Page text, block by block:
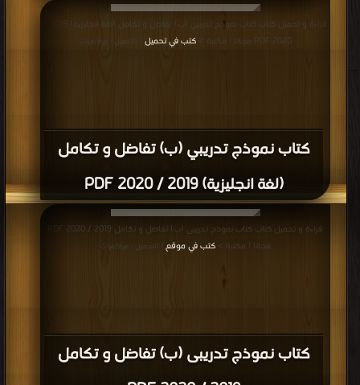
كتاب نموذج تدريبي (ب) تفاضل و تكامل
(لغة انجليزية) 2019 / 2020 PDF
2020 PDF مجانا | مكتبة >
كتب في تحميل | التحميل : مرة/مرات
كتاب نموذج تدريبى (ب) تفاضل و تكامل
مجانا | مكتبة >كتب في موقع | التحميل : مرة/مرات